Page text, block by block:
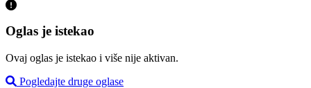
Oglas je istekao
Ovaj oglas je istekao i više nije aktivan.
Pogledajte druge oglase